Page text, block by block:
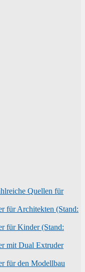
Quellen für
für Architekten (Stand:
für Kinder (Stand:
mit Dual Extruder
für den Modellbau